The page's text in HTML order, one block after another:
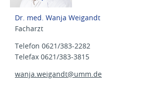
Dr. med. Wanja Weigandt
Facharzt
Telefon 0621/383-2282
Telefax 0621/383-3815
wanja.weigandt@umm.de